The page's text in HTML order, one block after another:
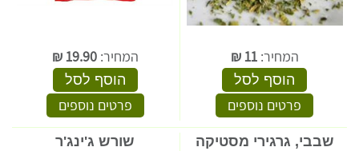
המחיר:11
₪
הוסף לסל
פרטים נוספים
המחיר:19.90
₪
הוסף לסל
פרטים נוספים
שבבי, גרגירי מסטיקה שורש ג'ינג'ר